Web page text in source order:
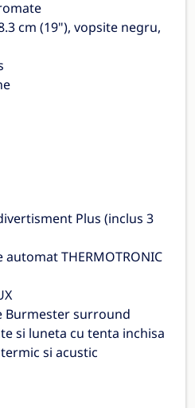
cm (19"), vopsite negru,
Plus (inclus 3
THERMOTRONIC
Burmester surround
si luneta cu tenta inchisa
si acustic